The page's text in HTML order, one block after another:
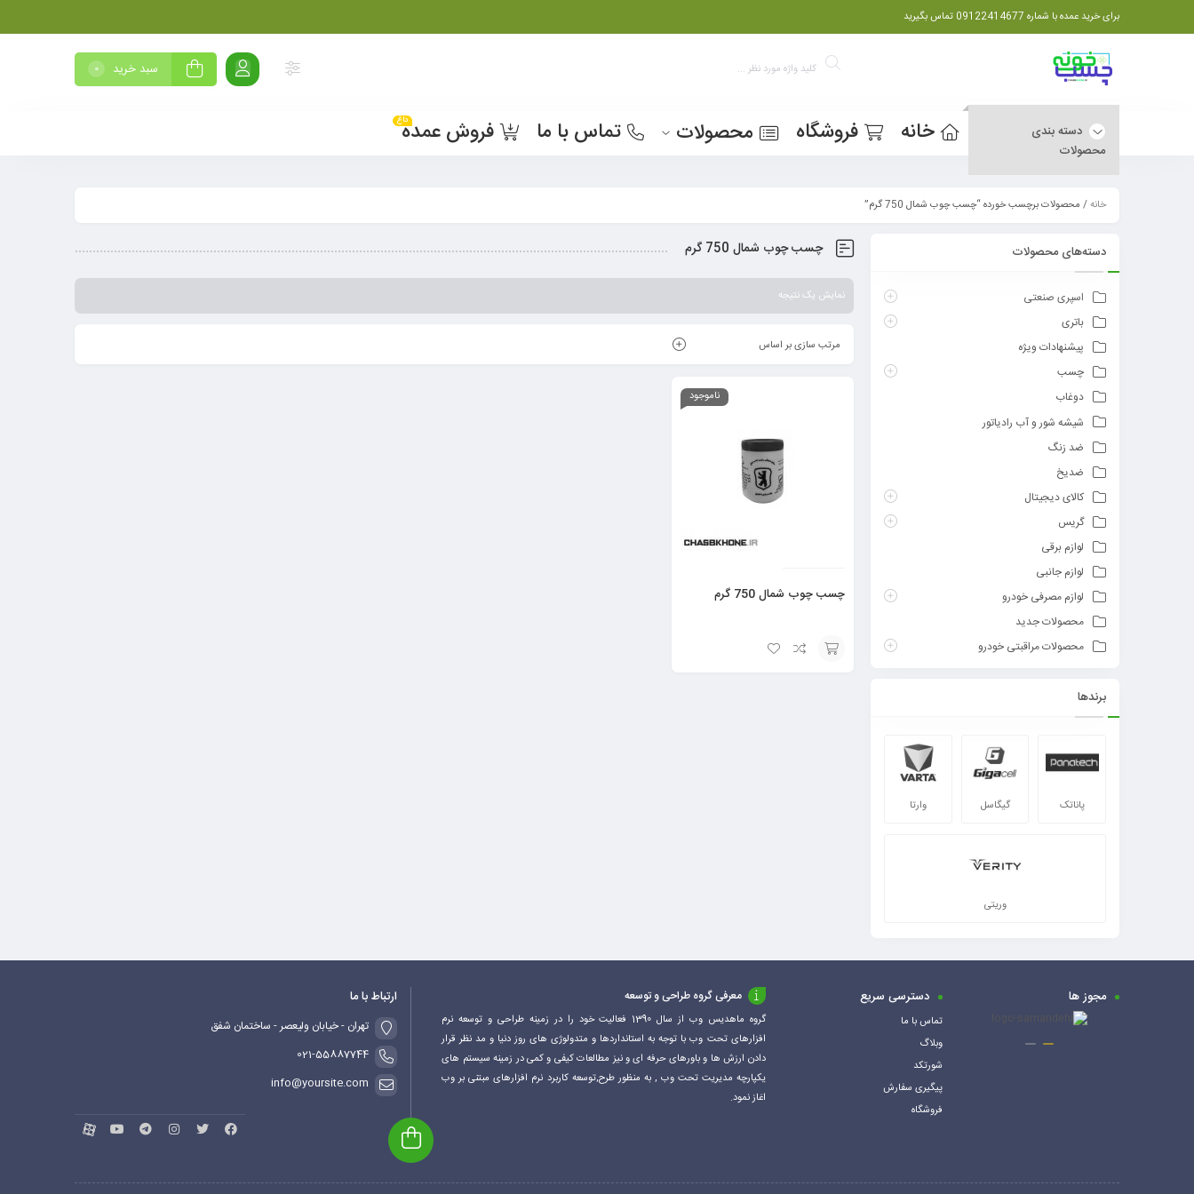
برای خرید عمده با شماره 09122414677 تماس بگیرید
سبد خرید 0
دسته بندی
محصولات
خانه فروشگاه محصولات تماس با ما فروش عمدهداغ
خانه/ محصولات برچسب خورده “چسب چوب شمال 750 گرم”
چسب چوب شمال 750 گرم
نمایش یک نتیجه
مرتب سازی بر اساس
ناموجود
چسب چوب شمال 750 گرم
دسته‌های محصولات
اسپری صنعتی
باتری
پیشنهادات ویژه
چسب
دوغاب
شیشه شور و آب رادیاتور
ضد زنگ
ضدیخ
کالای دیجیتال
گریس
لوازم برقی
لوازم جانبی
لوازم مصرفی خودرو
محصولات جدید
محصولات مراقبتی خودرو
برندها
پاناتک گیگاسل وارتا
وریتی
مجوز ها دسترسی سریع
تماس با ما
وبلاگ
شورتکد
پیگیری سفارش
فروشگاه
معرفی گروه طراحی و توسعه
گروه ماهدیس وب از سال 1390 فعالیت خود را در زمینه طراحی و توسعه نرم
افزارهای تحت وب با توجه به استانداردها و متدولوژی های روز دنیا و مد نظر قرار
دادن ارزش ها و باورهای حرفه ای و نیز مطالعات کیفی و کمی در زمینه سیستم های
یکپارچه مدیریت تحت وب , به منظور طرح,توسعه کاربرد نرم افزارهای مبتنی بر وب
اغاز نمود.
ارتباط با ما
تهران - خیابان ولیعصر - ساختمان شفق
021-55887744
info@yoursite.com